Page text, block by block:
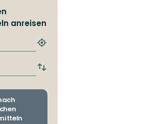
anreisen
Nächstgelegene
finden
Abfahrts-
Ankunftshaltestellen